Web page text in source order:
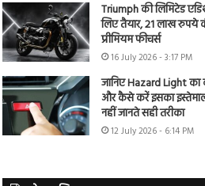
Triumph की लिमिटेड
लिए तैयार, 21 लाख रुपये
प्रीमियम फीचर्स
16 July 2026 - 3:17 PM
जानिए Hazard Light
और कैसे करें इसका
नहीं जानते सही तरीका
12 July 2026 - 6:14 PM